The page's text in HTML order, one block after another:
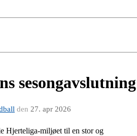
sesongavslutning
den 27. apr 2026
Hjerteliga-miljøet til en stor og